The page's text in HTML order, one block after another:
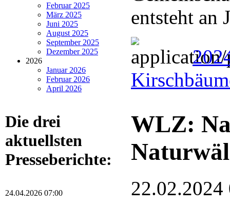
Februar 2025
März 2025
Juni 2025
August 2025
September 2025
Dezember 2025
2026
Januar 2026
Februar 2026
April 2026
Die drei
aktuellsten
Presseberichte:
24.04.2026 07:00
entsteht an
WLZ:
22.02.2024